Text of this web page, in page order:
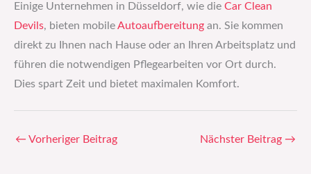
Einige Unternehmen in Düsseldorf, wie die Car Clean
Devils, bieten mobile Autoaufbereitung an. Sie kommen
direkt zu Ihnen nach Hause oder an Ihren Arbeitsplatz und
führen die notwendigen Pflegearbeiten vor Ort durch.
Dies spart Zeit und bietet maximalen Komfort.
← Vorheriger Beitrag Nächster Beitrag →